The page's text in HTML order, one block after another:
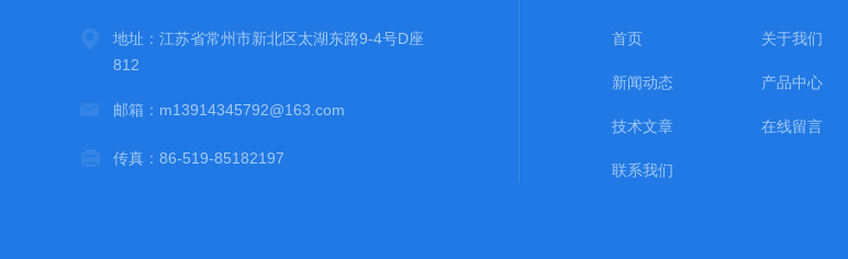
地址：江苏省常州市新北区太湖东路9-4号D座
812
邮箱：m13914345792@163.com
传真：86-519-85182197
首页 关于我们
新闻动态 产品中心
技术文章 在线留言
联系我们